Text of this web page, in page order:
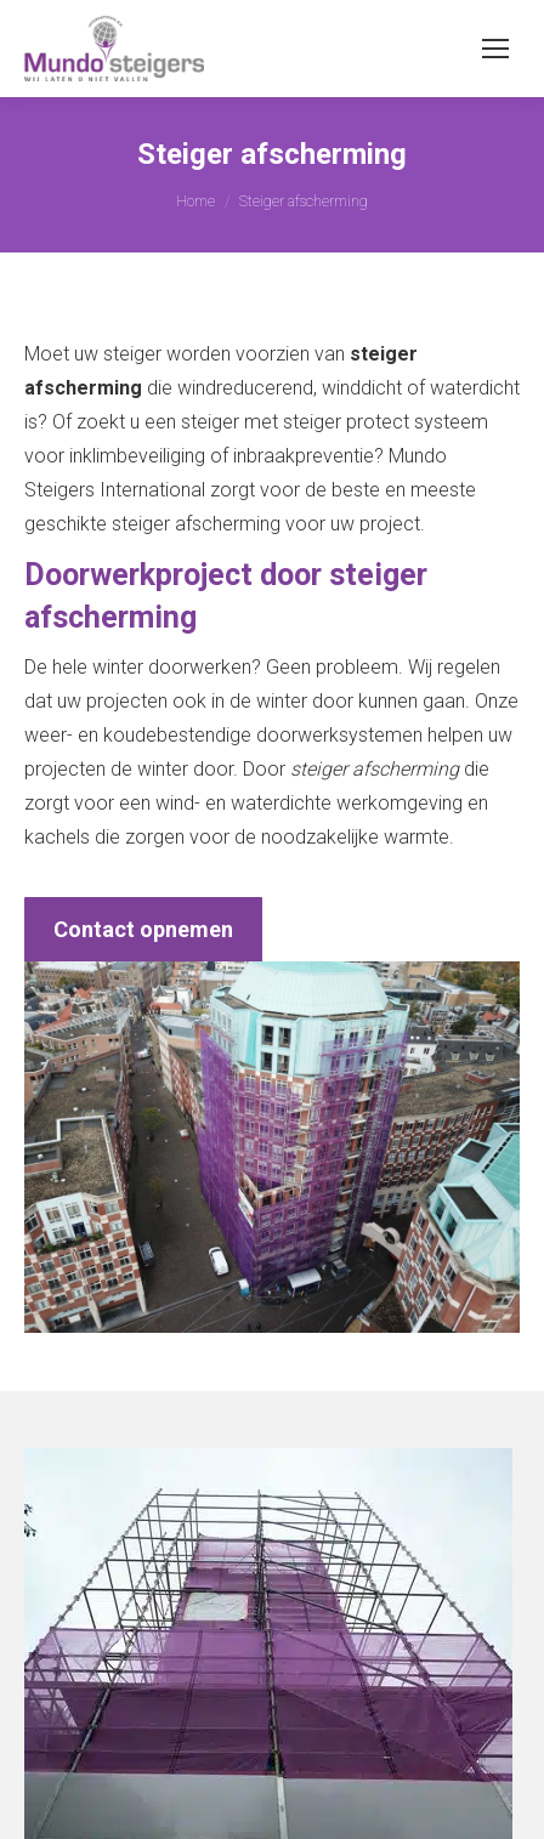
Steiger afscherming
Je bent hier:
Home Steiger afscherming
Moet uw steiger worden voorzien van steiger
afscherming die windreducerend, winddicht of waterdicht
is? Of zoekt u een steiger met steiger protect systeem
voor inklimbeveiliging of inbraakpreventie? Mundo
Steigers International zorgt voor de beste en meeste
geschikte steiger afscherming voor uw project.
Doorwerkproject door steiger
afscherming
De hele winter doorwerken? Geen probleem. Wij regelen
dat uw projecten ook in de winter door kunnen gaan. Onze
weer- en koudebestendige doorwerksystemen helpen uw
projecten de winter door. Door steiger afschermingdie
zorgt voor een wind- en waterdichte werkomgeving en
kachels die zorgen voor de noodzakelijke warmte.
Contact opnemen